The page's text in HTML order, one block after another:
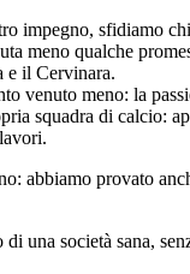
impegno, sfidiamo
meno qualche
e il Cervinara.
venuto meno: la
squadra di calcio:
abbiamo provato
una società sana,